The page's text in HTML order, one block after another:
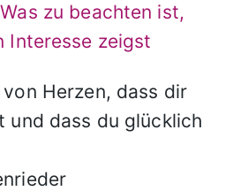
zu beachten ist,
Interesse zeigst
Herzen, dass dir
und dass du glücklich